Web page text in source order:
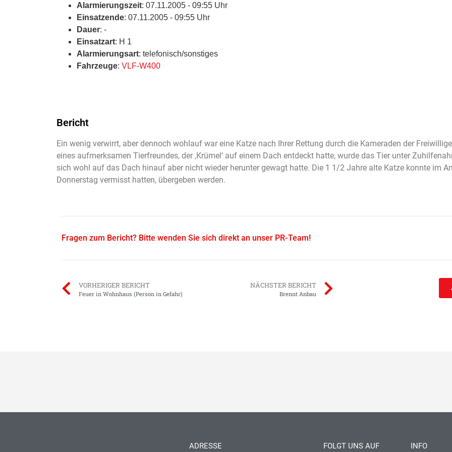
Alarmierungszeit: 07.11.2005 - 09:55 Uhr
Einsatzende: 07.11.2005 - 09:55 Uhr
Dauer: -
Einsatzart: H 1
Alarmierungsart: telefonisch/sonstiges
Fahrzeuge: VLF-W400
Bericht
Ein wenig verwirrt, aber dennoch wohlauf war eine Katze nach Ihrer Rettung durch die Kameraden der
eines aufmerksamen Tierfreundes, der ‚Krümel‘ auf einem Dach entdeckt hatte, wurde das Tier unter
sich wohl auf das Dach hinauf aber nicht wieder herunter gewagt hatte. Die 1 1/2 Jahre alte Katze konnte im
Donnerstag vermisst hatten, übergeben werden.
Fragen zum Bericht? Bitte wenden Sie sich direkt an unser PR-Team!
VORHERIGER BERICHT
Feuer in Wohnhaus (Person in Gefahr)
NÄCHSTER BERICHT
Brennt Anbau
ADRESSE FOLGT UNS AUF INFO